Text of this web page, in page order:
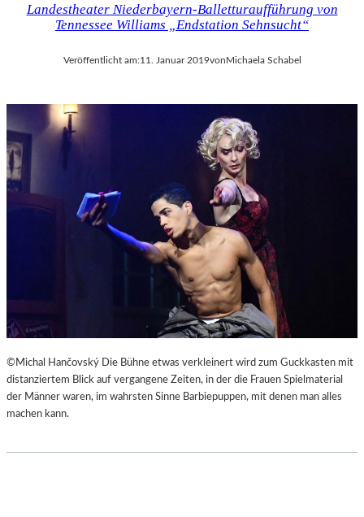
Landestheater Niederbayern-Balletturaufführung von
Tennessee Williams „Endstation Sehnsucht“
Veröffentlicht am:11. Januar 2019vonMichaela Schabel
©Michal Hančovský Die Bühne etwas verkleinert wird zum Guckkasten mit
distanziertem Blick auf vergangene Zeiten, in der die Frauen Spielmaterial
der Männer waren, im wahrsten Sinne Barbiepuppen, mit denen man alles
machen kann.